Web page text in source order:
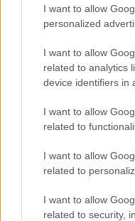
I want to allow
personalized
I want to allow
related to analytics
device identifiers in
I want to allow
related to
I want to allow
related to
I want to allow
related to security,
A 6 legjobb
Tomi from Space•2018.
Ha kimondjuk azt a
sokkal többről van